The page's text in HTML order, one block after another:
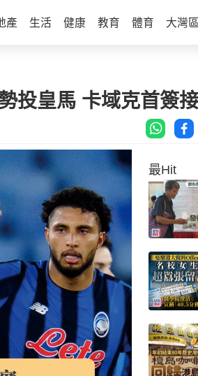
產 生活 健康 教育 體育 大灣區
投皇馬 卡域克首簽
最Hit